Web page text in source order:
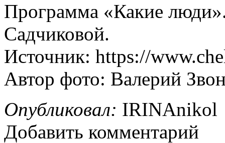
Программа «Какие
Садчиковой.
Источник: https://
Автор фото: Валерий
Опубликовал: IRINAnikol
Добавить комментарий